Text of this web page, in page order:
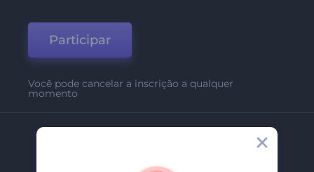
Participar
Você pode cancelar a inscrição a qualquer
momento